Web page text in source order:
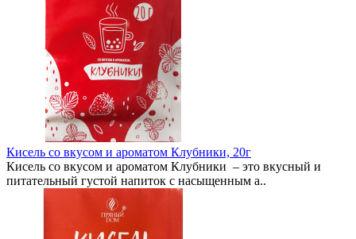
Кисель со вкусом и ароматом Клубники, 20г
Кисель со вкусом и ароматом Клубники – это вкусный и
питательный густой напиток с насыщенным а..